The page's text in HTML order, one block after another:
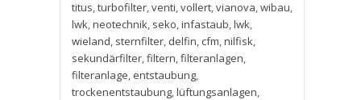
titus,turbofilter,venti,vollert,vianova,wibau,
lwk,neotechnik, seko,infastaub,lwk,
wieland, sternfilter, delfin, cfm,nilfisk,
sekundärfilter,filtern,filteranlagen,
filteranlage, entstaubung,
trockenentstaubung,lüftungsanlagen,